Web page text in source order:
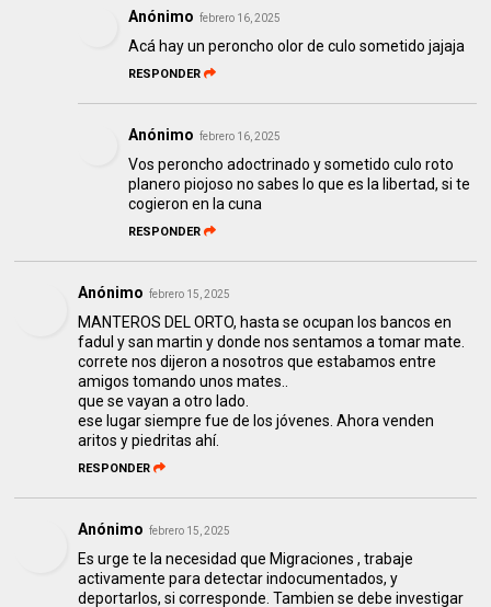
Anónimo febrero 16, 2025
Acá hay un peroncho olor de culo sometido jajaja
RESPONDER
Anónimo febrero 16, 2025
Vos peroncho adoctrinado y sometido culo roto
planero piojoso no sabes lo que es la libertad, si te
cogieron en la cuna
RESPONDER
Anónimo febrero 15, 2025
MANTEROS DEL ORTO, hasta se ocupan los bancos en
fadul y san martin y donde nos sentamos a tomar mate.
correte nos dijeron a nosotros que estabamos entre
amigos tomando unos mates..
que se vayan a otro lado.
ese lugar siempre fue de los jóvenes. Ahora venden
aritos y piedritas ahí.
RESPONDER
Anónimo febrero 15, 2025
Es urge te la necesidad que Migraciones , trabaje
activamente para detectar indocumentados, y
deportarlos, si corresponde. Tambien se debe investigar